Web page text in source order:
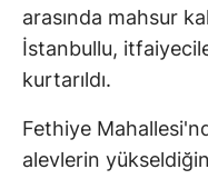
arasında mahsur
İstanbullu,
kurtarıldı.
Fethiye
alevlerin